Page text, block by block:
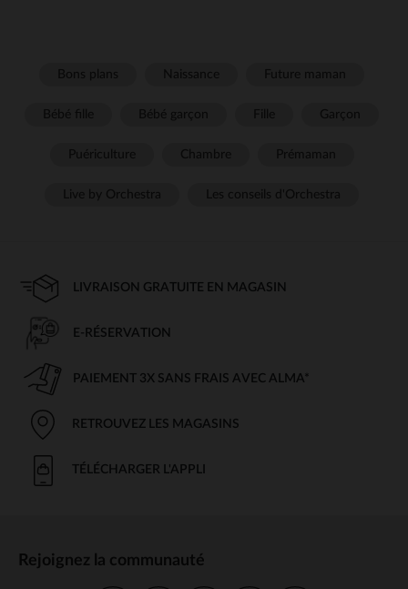
LIVRAISON GRATUITE EN MAGASIN
E-RÉSERVATION
PAIEMENT 3X SANS FRAIS AVEC ALMA*
RETROUVEZ LES MAGASINS
TÉLÉCHARGER L'APPLI
Rejoignez la communauté